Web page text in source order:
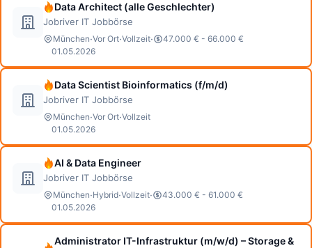
Data Architect (alle Geschlechter)
Jobriver IT Jobbörse
München·Vor Ort·Vollzeit·
47.000 € - 66.000 €
01.05.2026
Data Scientist Bioinformatics (f/m/d)
Jobriver IT Jobbörse
München·Vor Ort·Vollzeit
01.05.2026
AI & Data Engineer
Jobriver IT Jobbörse
München·Hybrid·Vollzeit·
43.000 € - 61.000 €
01.05.2026
Administrator IT-Infrastruktur (m/w/d) – Storage &